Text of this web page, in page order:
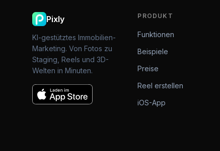
Pixly
KI-gestütztes Immobilien-
Marketing. Von Fotos zu
Staging, Reels und 3D-
Welten in Minuten.
PRODUKT
Funktionen
Beispiele
Preise
Reel erstellen
iOS-App